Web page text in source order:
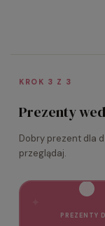
KROK 3 Z 3
Prezenty
Dobry prezent dla
przeglądaj.
PREZENTY